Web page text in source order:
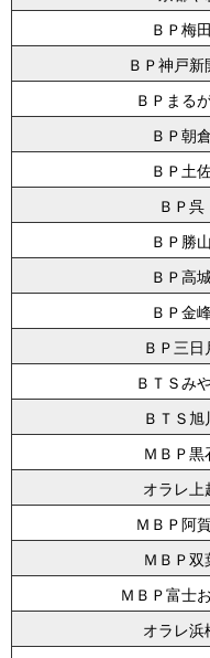
ＢＰ梅田
ＢＰ神戸新
ＢＰまる
ＢＰ朝倉
ＢＰ土
ＢＰ呉
ＢＰ勝山
ＢＰ高
ＢＰ金
ＢＰ三日
ＢＴＳみ
ＢＴＳ旭
ＭＢＰ黒
オラレ上
ＭＢＰ阿
ＭＢＰ双
ＭＢＰ富士
オラレ浜